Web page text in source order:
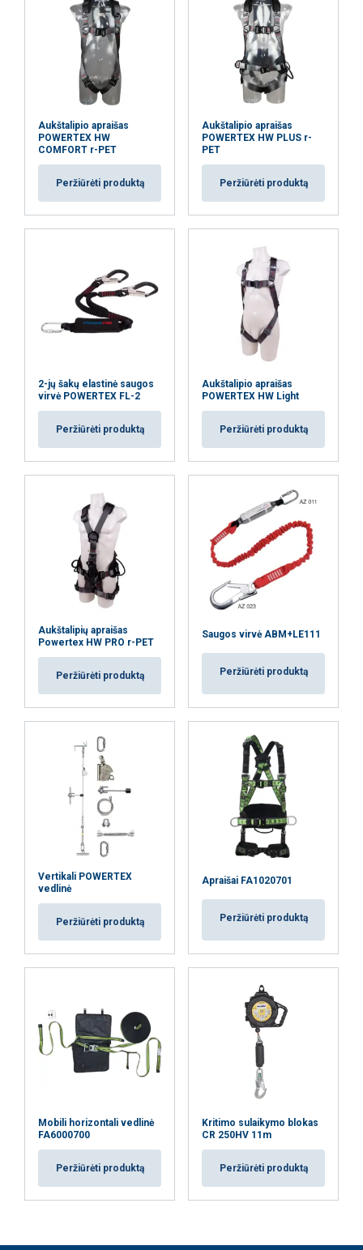
Aukštalipio apraišas
POWERTEX HW
COMFORT r-PET
Peržiūrėti produktą
Aukštalipio apraišas
POWERTEX HW PLUS r-
PET
Peržiūrėti produktą
2-jų šakų elastinė saugos
virvė POWERTEX FL-2
Peržiūrėti produktą
Aukštalipio apraišas
POWERTEX HW Light
Peržiūrėti produktą
Aukštalipių apraišas
Powertex HW PRO r-PET
Peržiūrėti produktą
Saugos virvė ABM+LE111
Peržiūrėti produktą
Vertikali POWERTEX
vedlinė
Peržiūrėti produktą
Apraišai FA1020701
Peržiūrėti produktą
Mobili horizontali vedlinė
FA6000700
Peržiūrėti produktą
Kritimo sulaikymo blokas
CR 250HV 11m
Peržiūrėti produktą